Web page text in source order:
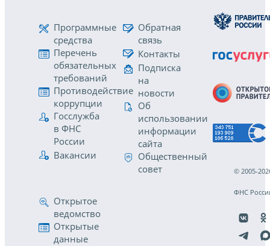
Программные
средства
Перечень
обязательных
требований
Противодействие
коррупции
Госслужба
в ФНС
России
Вакансии
Обратная
связь
Контакты
Подписка
на
новости
Об
использовании
информации
сайта
Общественный
совет
Открытое
ведомство
Открытые
данные
© 2005-
ФНС